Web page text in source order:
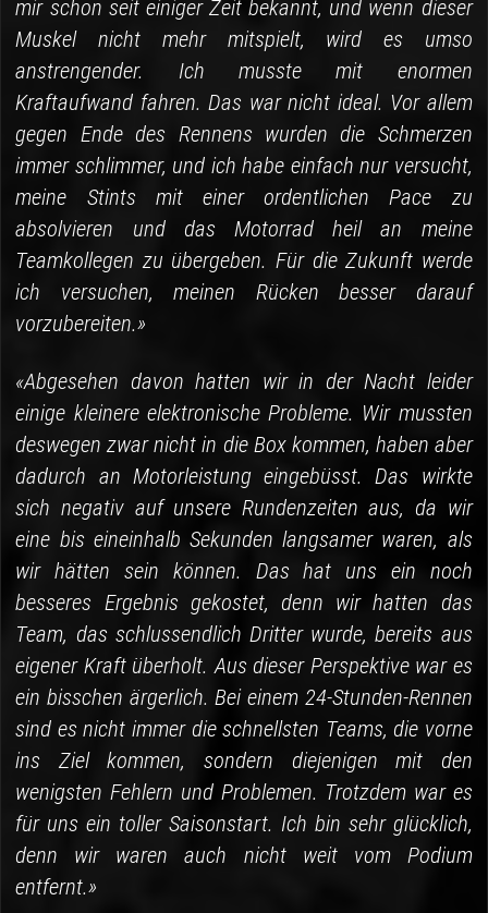
mir schon seit einiger Zeit bekannt, und wenn dieser
Muskel nicht mehr mitspielt, wird es umso
anstrengender. Ich musste mit enormen
Kraftaufwand fahren. Das war nicht ideal. Vor allem
gegen Ende des Rennens wurden die Schmerzen
immer schlimmer, und ich habe einfach nur versucht,
meine Stints mit einer ordentlichen Pace zu
absolvieren und das Motorrad heil an meine
Teamkollegen zu übergeben. Für die Zukunft werde
ich versuchen, meinen Rücken besser darauf
vorzubereiten.»
«Abgesehen davon hatten wir in der Nacht leider
einige kleinere elektronische Probleme. Wir mussten
deswegen zwar nicht in die Box kommen, haben aber
dadurch an Motorleistung eingebüsst. Das wirkte
sich negativ auf unsere Rundenzeiten aus, da wir
eine bis eineinhalb Sekunden langsamer waren, als
wir hätten sein können. Das hat uns ein noch
besseres Ergebnis gekostet, denn wir hatten das
Team, das schlussendlich Dritter wurde, bereits aus
eigener Kraft überholt. Aus dieser Perspektive war es
ein bisschen ärgerlich. Bei einem 24-Stunden-Rennen
sind es nicht immer die schnellsten Teams, die vorne
ins Ziel kommen, sondern diejenigen mit den
wenigsten Fehlern und Problemen. Trotzdem war es
für uns ein toller Saisonstart. Ich bin sehr glücklich,
denn wir waren auch nicht weit vom Podium
entfernt.»